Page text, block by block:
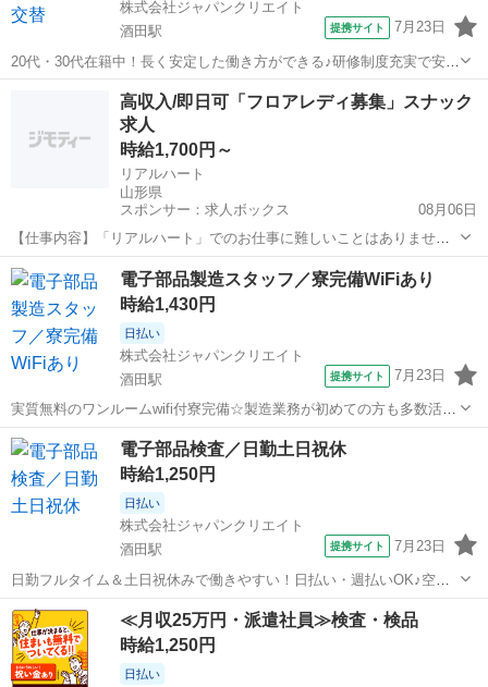
株式会社ジャパンクリエイト
酒田駅
提携サイト 7月23日
20代・30代在籍中！長く安定した働き方ができる♪研修制度充実で安心
の環境◎ワークライフバランス充実！／20代・30代・40代・50代在籍
倒的な専門性】 ...
酒田駅 工場
高収入/即日可「フロアレディ募集」スナック
求人
時給1,700円～
リアルハート
山形県
スポンサー：求人ボックス
08月06日
【仕事内容】「リアルハート」でのお仕事に難しいことはありません!
未経験者さんでも大丈夫 一つずつしっかり覚えられるので、すぐに自
信を持って働けるようになりますよ あなたにお任せすることはコチラ!
お客様を笑顔でお迎え お酒をご提...
アルバイト・パート
電子部品製造スタッフ／寮完備WiFiあり
時給1,430円
日払い
株式会社ジャパンクリエイト
酒田駅
提携サイト 7月23日
実質無料のワンルームwifi付寮完備☆製造業務が初めての方も多数活躍
中！正社員登用制度あり◎／20代・30代・40代・50代在籍中 ＼株式会
社ジャパンクリエイトの強み／ 【製造・物流に特化した圧倒的な専門
性】 ジャパンク...
山形 工場
電子部品検査／日勤土日祝休
時給1,250円
日払い
株式会社ジャパンクリエイト
酒田駅
提携サイト 7月23日
日勤フルタイム＆土日祝休みで働きやすい！日払い・週払いOK♪空調
完備で快適に働けます◎／20代・30代・40代・50代在籍中 ＼株式会社
ジャパンクリエイトの強み／ 【製造・物流に特化した圧倒的な専門
性】 ジャパンクリエイ...
山形 酒田駅 工場
≪月収25万円・派遣社員≫検査・検品
時給1,250円
日払い